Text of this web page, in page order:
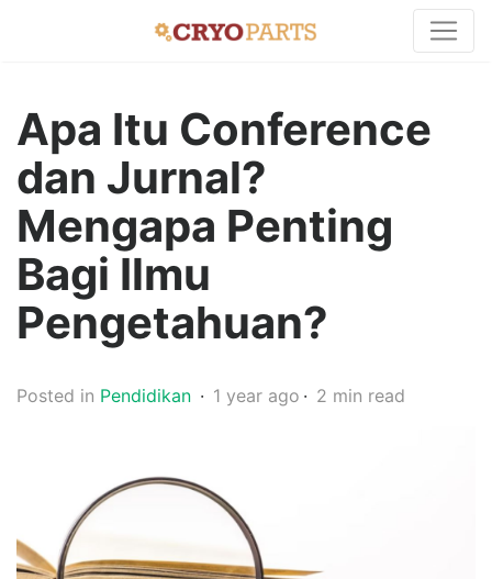
Apa Itu Conference
dan Jurnal?
Mengapa Penting
Bagi Ilmu
Pengetahuan?
Posted in Pendidikan 1 year ago 2 min read